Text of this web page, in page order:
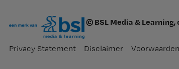
© BSL Media & Learning,
Privacy Statement Disclaimer Voorwaarden